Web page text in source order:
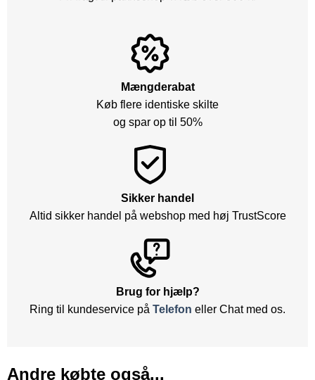
Mængderabat
Køb flere identiske skilte
og spar op til 50%
Sikker handel
Altid sikker handel på webshop med høj TrustScore
Brug for hjælp?
Ring til kundeservice på Telefon eller Chat med os.
Andre købte også...